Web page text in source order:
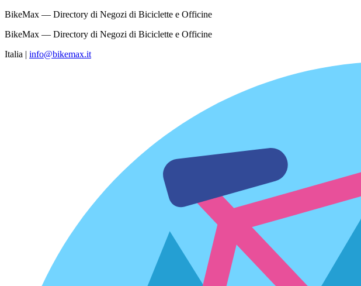
BikeMax — Directory di Negozi di Biciclette e Officine
BikeMax — Directory di Negozi di Biciclette e Officine
Italia | info@bikemax.it